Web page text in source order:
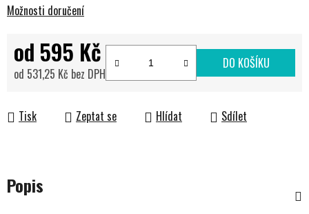
Možnosti doručení
od 595 Kč
od 531,25 Kč bez DPH
DO KOŠÍKU
Tisk Zeptat se Hlídat Sdílet
Popis